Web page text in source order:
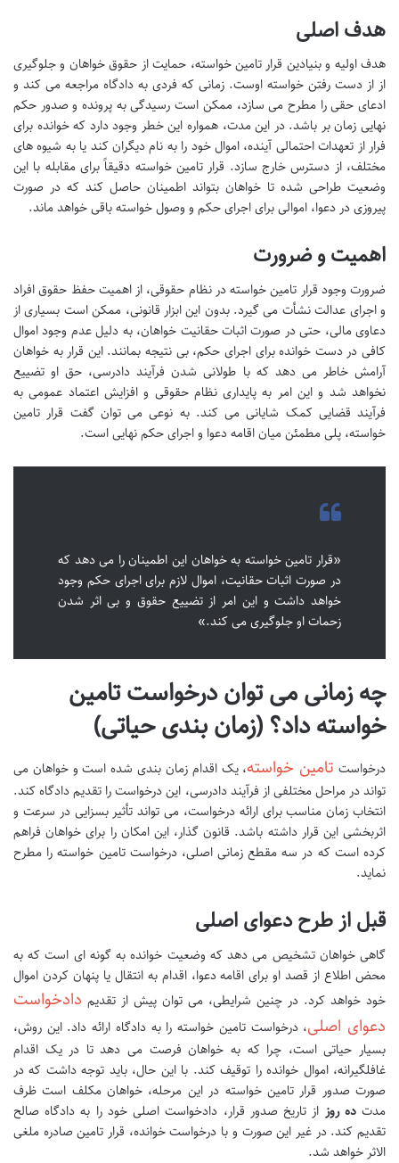
هدف اصلی
هدف اولیه و بنیادین قرار تامین خواسته، حمایت از حقوق خواهان و جلوگیری
از از دست رفتن خواسته اوست. زمانی که فردی به دادگاه مراجعه می کند و
ادعای حقی را مطرح می سازد، ممکن است رسیدگی به پرونده و صدور حکم
نهایی زمان بر باشد. در این مدت، همواره این خطر وجود دارد که خوانده برای
فرار از تعهدات احتمالی آینده، اموال خود را به نام دیگران کند یا به شیوه های
مختلف، از دسترس خارج سازد. قرار تامین خواسته دقیقاً برای مقابله با این
وضعیت طراحی شده تا خواهان بتواند اطمینان حاصل کند که در صورت
پیروزی در دعوا، اموالی برای اجرای حکم و وصول خواسته باقی خواهد ماند.
اهمیت و ضرورت
ضرورت وجود قرار تامین خواسته در نظام حقوقی، از اهمیت حفظ حقوق افراد
و اجرای عدالت نشأت می گیرد. بدون این ابزار قانونی، ممکن است بسیاری از
دعاوی مالی، حتی در صورت اثبات حقانیت خواهان، به دلیل عدم وجود اموال
کافی در دست خوانده برای اجرای حکم، بی نتیجه بمانند. این قرار به خواهان
آرامش خاطر می دهد که با طولانی شدن فرآیند دادرسی، حق او تضییع
نخواهد شد و این امر به پایداری نظام حقوقی و افزایش اعتماد عمومی به
فرآیند قضایی کمک شایانی می کند. به نوعی می توان گفت قرار تامین
خواسته، پلی مطمئن میان اقامه دعوا و اجرای حکم نهایی است.
«قرار تامین خواسته به خواهان این اطمینان را می دهد که
در صورت اثبات حقانیت، اموال لازم برای اجرای حکم وجود
خواهد داشت و این امر از تضییع حقوق و بی اثر شدن
زحمات او جلوگیری می کند.»
چه زمانی می توان درخواست تامین
خواسته داد؟ (زمان بندی حیاتی)
درخواست تامین خواسته، یک اقدام زمان بندی شده است و خواهان می
تواند در مراحل مختلفی از فرآیند دادرسی، این درخواست را تقدیم دادگاه کند.
انتخاب زمان مناسب برای ارائه درخواست، می تواند تأثیر بسزایی در سرعت و
اثربخشی این قرار داشته باشد. قانون گذار، این امکان را برای خواهان فراهم
کرده است که در سه مقطع زمانی اصلی، درخواست تامین خواسته را مطرح
نماید.
قبل از طرح دعوای اصلی
گاهی خواهان تشخیص می دهد که وضعیت خوانده به گونه ای است که به
محض اطلاع از قصد او برای اقامه دعوا، اقدام به انتقال یا پنهان کردن اموال
خود خواهد کرد. در چنین شرایطی، می توان پیش از تقدیم دادخواست
دعوای اصلی، درخواست تامین خواسته را به دادگاه ارائه داد. این روش،
بسیار حیاتی است، چرا که به خواهان فرصت می دهد تا در یک اقدام
غافلگیرانه، اموال خوانده را توقیف کند. با این حال، باید توجه داشت که در
صورت صدور قرار تامین خواسته در این مرحله، خواهان مکلف است ظرف
مدتده روز از تاریخ صدور قرار، دادخواست اصلی خود را به دادگاه صالح
تقدیم کند. در غیر این صورت و با درخواست خوانده، قرار تامین صادره ملغی
الاثر خواهد شد.